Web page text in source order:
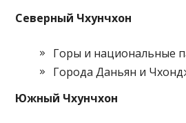
Северный Чхунчхон
Горы и национальные
Города Даньян и
Южный Чхунчхон